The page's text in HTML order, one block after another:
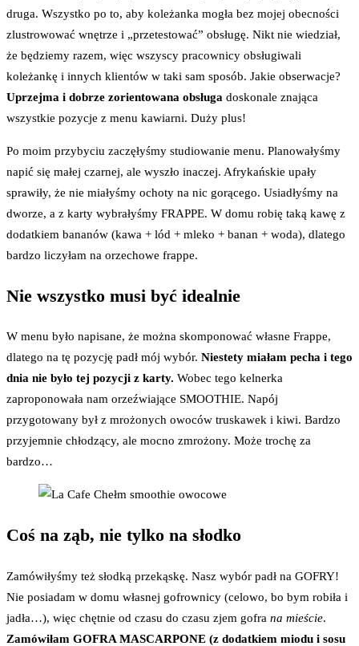
druga. Wszystko po to, aby koleżanka mogła bez mojej obecności
zlustrowować wnętrze i „przetestować” obsługę. Nikt nie wiedział,
że będziemy razem, więc wszyscy pracownicy obsługiwali
koleżankę i innych klientów w taki sam sposób. Jakie obserwacje?
Uprzejma i dobrze zorientowana obsługa doskonale znająca
wszystkie pozycje z menu kawiarni. Duży plus!
Po moim przybyciu zaczęłyśmy studiowanie menu. Planowałyśmy
napić się małej czarnej, ale wyszło inaczej. Afrykańskie upały
sprawiły, że nie miałyśmy ochoty na nic gorącego. Usiadłyśmy na
dworze, a z karty wybrałyśmy FRAPPE. W domu robię taką kawę z
dodatkiem bananów (kawa + lód + mleko + banan + woda), dlatego
bardzo liczyłam na orzechowe frappe.
Nie wszystko musi być idealnie
W menu było napisane, że można skomponować własne Frappe,
dlatego na tę pozycję padł mój wybór. Niestety miałam pecha i tego
dnia nie było tej pozycji z karty. Wobec tego kelnerka
zaproponowała nam orzeźwiające SMOOTHIE. Napój
przygotowany był z mrożonych owoców truskawek i kiwi. Bardzo
przyjemnie chłodzący, ale mocno zmrożony. Może trochę za
bardzo…
Coś na ząb, nie tylko na słodko
Zamówiłyśmy też słodką przekąskę. Nasz wybór padł na GOFRY!
Nie posiadam w domu własnej gofrownicy (celowo, bo bym robiła i
jadła…), więc chętnie od czasu do czasu zjem gofra na mieście.
Zamówiłam GOFRA MASCARPONE (z dodatkiem miodu i sosu